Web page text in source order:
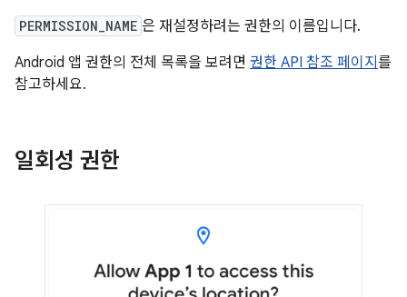
PERMISSION_NAME 은 재설정하려는 권한의 이름입니다.
Android 앱 권한의 전체 목록을 보려면 권한 API 참조 페이지 를
참고하세요.
일회성 권한